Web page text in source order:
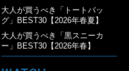
大人が買うべき「トートバッ
グ」BEST30【2026年春夏】
大人が買うべき「黒スニーカ
ー」BEST30【2026年春】